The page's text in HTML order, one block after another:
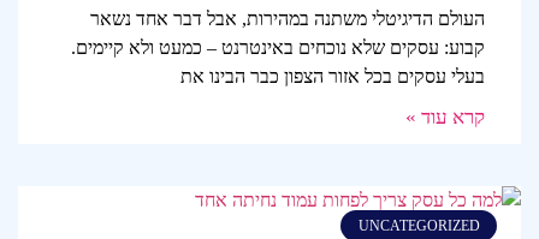
העולם הדיגיטלי משתנה במהירות, אבל דבר אחד נשאר
קבוע: עסקים שלא נוכחים באינטרנט – כמעט ולא קיימים.
בעלי עסקים בכל אזור הצפון כבר הבינו את
קרא עוד »
UNCATEGORIZED